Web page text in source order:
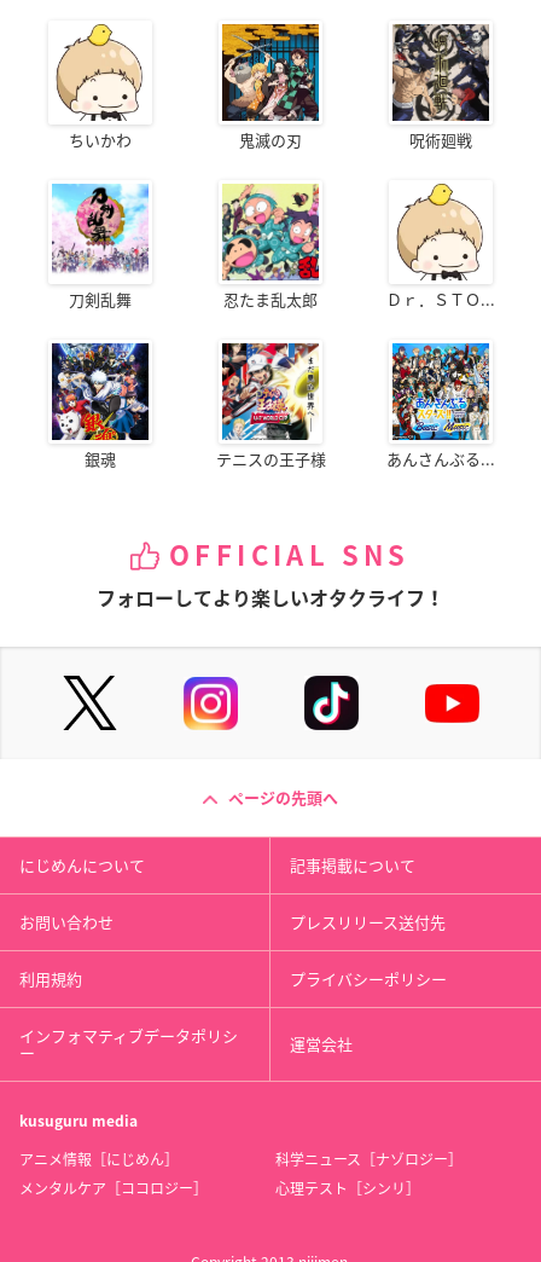
ちいかわ 鬼滅の刃 呪術廻戦
刀剣乱舞 忍たま乱太郎 Ｄｒ．ＳＴＯ...
銀魂 テニスの王子様 あんさんぶる...
OFFICIAL SNS
フォローしてより楽しいオタクライフ！
ページの先頭へ
にじめんについて 記事掲載について
お問い合わせ プレスリリース送付先
利用規約 プライバシーポリシー
インフォマティブデータポリシ
ー 運営会社
kusuguru media
アニメ情報［にじめん］
科学ニュース［ナゾロジー］
メンタルケア［ココロジー］
心理テスト［シンリ］